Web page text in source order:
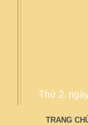
Thứ 2,
TRANG